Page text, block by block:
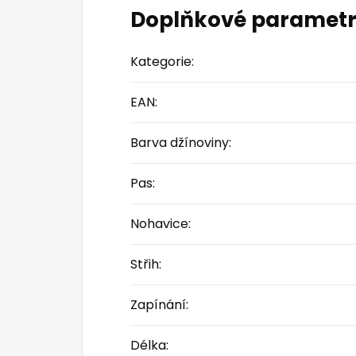
Doplňkové
Kategorie:
EAN:
Barva džínoviny:
Pas:
Nohavice:
Střih:
Zapínání:
Délka: